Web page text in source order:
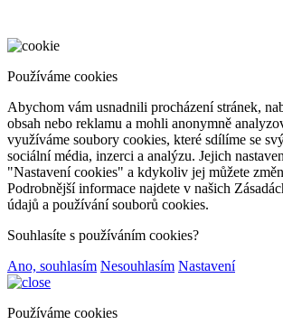
Používáme cookies
Abychom vám usnadnili procházení stránek,
obsah nebo reklamu a mohli anonymně
využíváme soubory cookies, které sdílíme se
sociální média, inzerci a analýzu. Jejich
"Nastavení cookies" a kdykoliv jej můžete
Podrobnější informace najdete v našich
údajů a používání souborů cookies.
Souhlasíte s používáním cookies?
Ano, souhlasím Nesouhlasím Nastavení
Používáme cookies